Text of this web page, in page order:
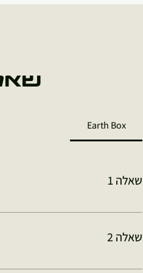
Earth Box
שאלה 1
תשובה 1
שאלה 2
תשובה 2